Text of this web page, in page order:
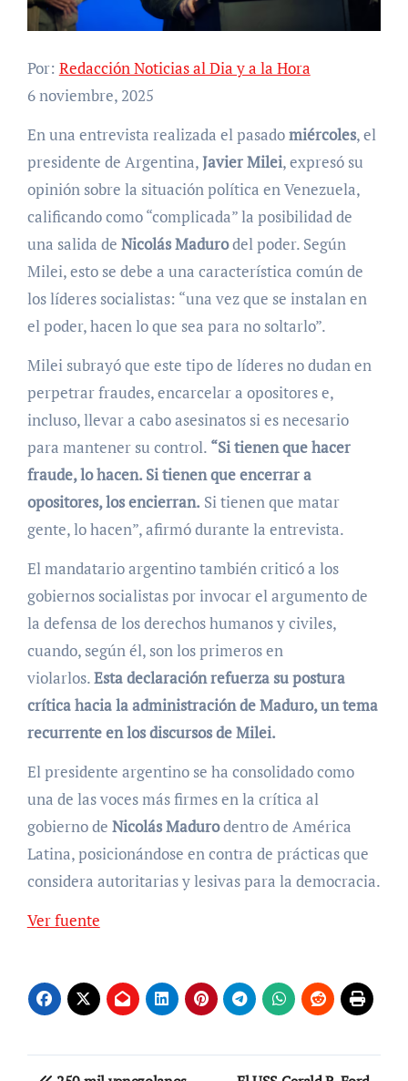
Por: Redacción Noticias al Dia y a la Hora
6 noviembre, 2025
En una entrevista realizada el pasadomiércoles, el
presidente de Argentina,Javier Milei, expresó su
opinión sobre la situación política en Venezuela,
calificando como “complicada” la posibilidad de
una salida de Nicolás Madurodel poder. Según
Milei, esto se debe a una característica común de
los líderes socialistas: “una vez que se instalan en
el poder, hacen lo que sea para no soltarlo”.
Milei subrayó que este tipo de líderes no dudan en
perpetrar fraudes, encarcelar a opositores e,
incluso, llevar a cabo asesinatos si es necesario
para mantener su control. “Si tienen que hacer
fraude, lo hacen. Si tienen que encerrar a
opositores, los encierran. Si tienen que matar
gente, lo hacen”, afirmó durante la entrevista.
El mandatario argentino también criticó a los
gobiernos socialistas por invocar el argumento de
la defensa de los derechos humanos y civiles,
cuando, según él, son los primeros en
violarlos.Esta declaración refuerza su postura
crítica hacia la administración de Maduro, un tema
recurrente en los discursos de Milei.
El presidente argentino se ha consolidado como
una de las voces más firmes en la crítica al
gobierno de Nicolás Madurodentro de América
Latina, posicionándose en contra de prácticas que
considera autoritarias y lesivas para la democracia.
Ver fuente
Navegación